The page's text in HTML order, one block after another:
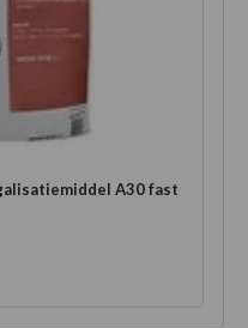
A30 fast